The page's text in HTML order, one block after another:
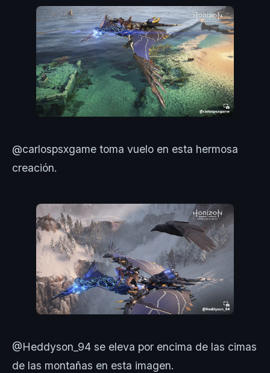
@carlospsxgame toma vuelo en esta hermosa
creación.
@Heddyson_94 se eleva por encima de las cimas
de las montañas en esta imagen.